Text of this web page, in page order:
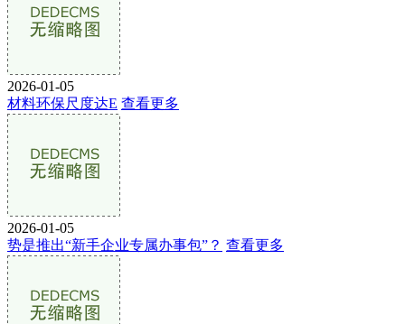
2026-01-05
材料环保尺度达E 查看更多
2026-01-05
势是推出“新手企业专属办事包”？ 查看更多